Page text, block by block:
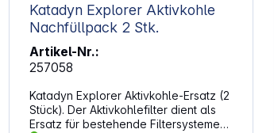
Katadyn Explorer Aktivkohle
Nachfüllpack 2 Stk.
Artikel-Nr.:
257058
Katadyn Explorer Aktivkohle-Ersatz (2
Stück). Der Aktivkohlefilter dient als
Ersatz für bestehende Filtersysteme